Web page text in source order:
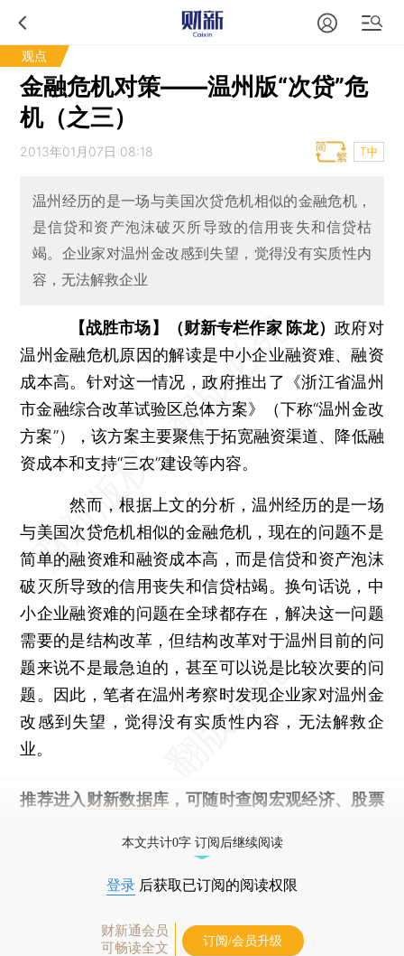
观点
金融危机对策——温州版“次贷”危
机（之三）
2013年01月07日 08:18 T中
温州经历的是一场与美国次贷危机相似的金融危机，
是信贷和资产泡沫破灭所导致的信用丧失和信贷枯
竭。企业家对温州金改感到失望，觉得没有实质性内
容，无法解救企业
【战胜市场】（财新专栏作家 陈龙）政府对
温州金融危机原因的解读是中小企业融资难、融资
成本高。针对这一情况，政府推出了《浙江省温州
市金融综合改革试验区总体方案》（下称“温州金改
方案”），该方案主要聚焦于拓宽融资渠道、降低融
资成本和支持“三农”建设等内容。
然而，根据上文的分析，温州经历的是一场
与美国次贷危机相似的金融危机，现在的问题不是
简单的融资难和融资成本高，而是信贷和资产泡沫
破灭所导致的信用丧失和信贷枯竭。换句话说，中
小企业融资难的问题在全球都存在，解决这一问题
需要的是结构改革，但结构改革对于温州目前的问
题来说不是最急迫的，甚至可以说是比较次要的问
题。因此，笔者在温州考察时发现企业家对温州金
改感到失望，觉得没有实质性内容，无法解救企
业。
推荐进入 财新数据库 ，可随时查阅宏观经济、股票
本文共计0字 订阅后继续阅读
登录 后获取已订阅的阅读权限
财新通会员
可畅读全文
订阅/会员升级